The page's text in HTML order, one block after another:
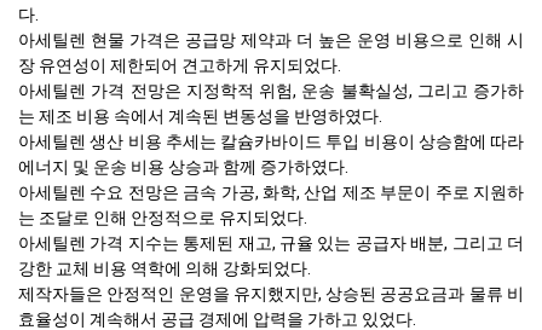
다.
아세틸렌 현물 가격은 공급망 제약과 더 높은 운영 비용으로 인해 시
장 유연성이 제한되어 견고하게 유지되었다.
아세틸렌 가격 전망은 지정학적 위험, 운송 불확실성, 그리고 증가하
는 제조 비용 속에서 계속된 변동성을 반영하였다.
아세틸렌 생산 비용 추세는 칼슘카바이드 투입 비용이 상승함에 따라
에너지 및 운송 비용 상승과 함께 증가하였다.
아세틸렌 수요 전망은 금속 가공, 화학, 산업 제조 부문이 주로 지원하
는 조달로 인해 안정적으로 유지되었다.
아세틸렌 가격 지수는 통제된 재고, 규율 있는 공급자 배분, 그리고 더
강한 교체 비용 역학에 의해 강화되었다.
제작자들은 안정적인 운영을 유지했지만, 상승된 공공요금과 물류 비
효율성이 계속해서 공급 경제에 압력을 가하고 있었다.